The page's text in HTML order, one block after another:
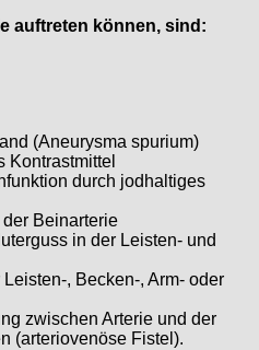
auftreten können, sind:
(Aneurysma spurium)
Kontrastmittel
durch jodhaltiges
Beinarterie
in der Leisten- und
, Becken-, Arm- oder
zwischen Arterie und der
(arteriovenöse Fistel).